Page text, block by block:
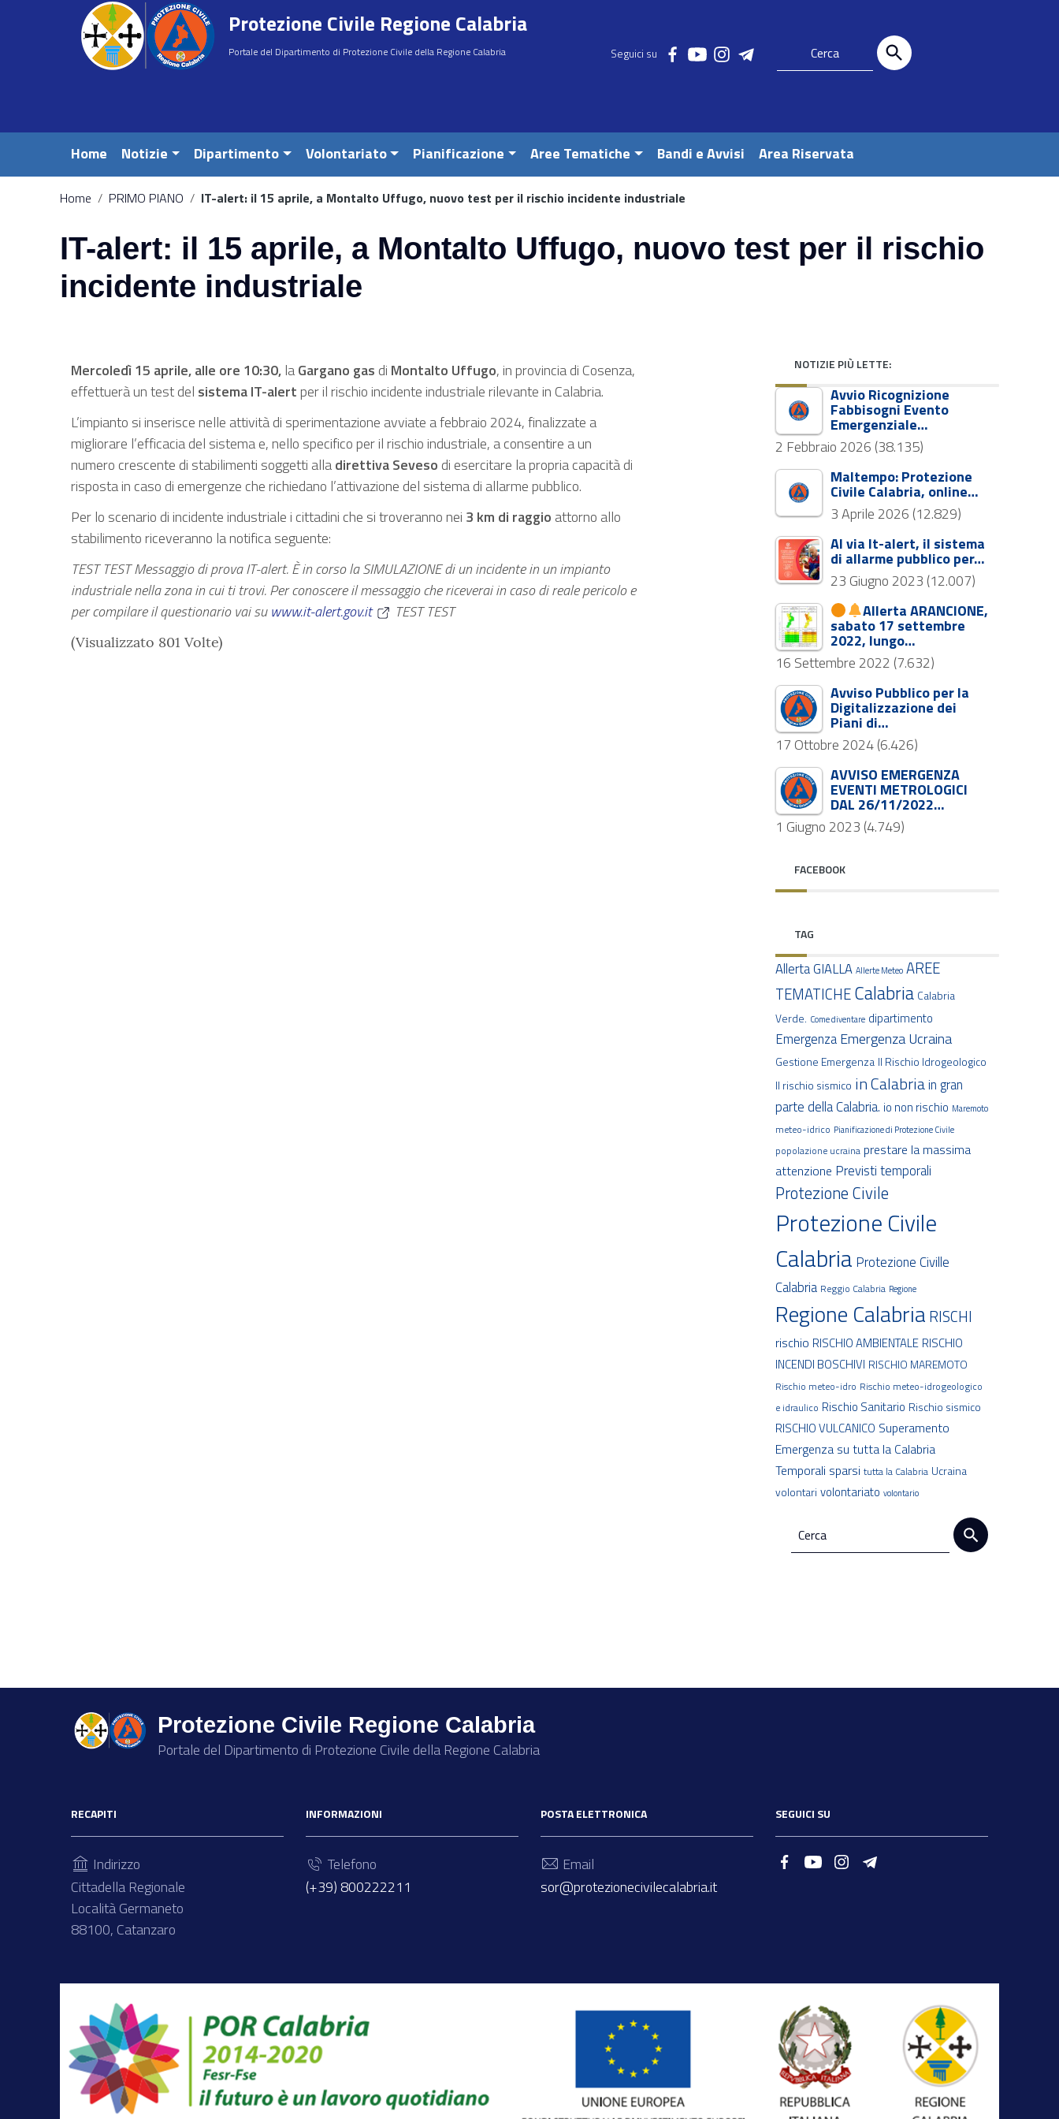
Vai ai contenuti
Vai al menu di navigazione
Vai al footer
Protezione Civile Regione Calabria
Portale del Dipartimento di Protezione Civile della Regione Calabria Seguici su
Home Notizie Dipartimento Volontariato Pianificazione Aree Tematiche Bandi e Avvisi Area Riservata
Home / PRIMO PIANO / IT-alert: il 15 aprile, a Montalto Uffugo, nuovo test per il rischio incidente industriale
IT-alert: il 15 aprile, a Montalto Uffugo, nuovo test per il rischio
incidente industriale
Mercoledì 15 aprile, alle ore 10:30,laGargano gas di Montalto Uffugo, in provincia di Cosenza,
effettuerà un test del sistema IT-alertper il rischio incidente industriale rilevante in Calabria.
L’impianto si inserisce nelle attività di sperimentazione avviate a febbraio 2024, finalizzate a
migliorare l’efficacia del sistema e, nello specifico per il rischio industriale, a consentire a un
numero crescente di stabilimenti soggetti alladirettiva Seveso di esercitare la propria capacità di
risposta in caso di emergenze che richiedano l’attivazione del sistema di allarme pubblico.
Per lo scenario di incidente industriale i cittadini che si troveranno nei 3 km di raggio attorno allo
stabilimento riceveranno la notifica seguente:
TEST TEST Messaggio di prova IT-alert. È in corso la SIMULAZIONE di un incidente in un impianto
industriale nella zona in cui ti trovi. Per conoscere il messaggio che riceverai in caso di reale pericolo e
per compilare il questionario vai suwww.it-alert.gov.it TEST TEST
(Visualizzato 801 Volte)
NOTIZIE PIÙ LETTE:
Avvio Ricognizione
Fabbisogni Evento
Emergenziale…
2 Febbraio 2026 (38.135)
Maltempo: Protezione
Civile Calabria, online…
3 Aprile 2026 (12.829)
Al via It-alert, il sistema
di allarme pubblico per…
23 Giugno 2023 (12.007)
Allerta ARANCIONE,
sabato 17 settembre
2022, lungo…
16 Settembre 2022 (7.632)
Avviso Pubblico per la
Digitalizzazione dei
Piani di…
17 Ottobre 2024(6.426)
AVVISO EMERGENZA
EVENTI METROLOGICI
DAL 26/11/2022…
1 Giugno 2023 (4.749)
FACEBOOK
TAG
Allerta GIALLA Allerte Meteo AREE
TEMATICHECalabria Calabria
Verde. Come diventare dipartimento
Emergenza Emergenza Ucraina
Gestione Emergenza Il Rischio Idrogeologico
Il rischio sismico in Calabriain gran
parte della Calabria. io non rischio Maremoto
meteo-idrico Pianificazione di Protezione Civile
popolazione ucraina prestare la massima
attenzione Previsti temporali
Protezione Civile
Protezione Civile
Calabria Protezione Civille
Calabria Reggio Calabria Regione
Regione Calabria RISCHI
rischio RISCHIO AMBIENTALE RISCHIO
INCENDI BOSCHIVI RISCHIO MAREMOTO
Rischio meteo-idro Rischio meteo-idrogeologico
e idraulico Rischio Sanitario Rischio sismico
RISCHIO VULCANICO Superamento
Emergenza su tutta la Calabria
Temporali sparsi tutta la Calabria Ucraina
volontari volontariato volontario
Protezione Civile Regione Calabria
Portale del Dipartimento di Protezione Civile della Regione Calabria
RECAPITI
Indirizzo
Cittadella Regionale
Località Germaneto
88100, Catanzaro
INFORMAZIONI
Telefono
(+39) 800222211
POSTA ELETTRONICA
Email
sor@protezionecivilecalabria.it
SEGUICI SU